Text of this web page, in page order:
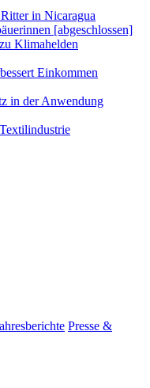
in Nicaragua
[abgeschlossen]
Klimahelden
Einkommen
in der Anwendung
Presse &